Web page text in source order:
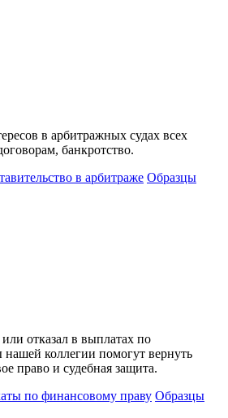
в арбитражных судах всех
банкротство.
в арбитраже Образцы
отказал в выплатах по
коллегии помогут вернуть
право и судебная защита.
по финансовому праву Образцы